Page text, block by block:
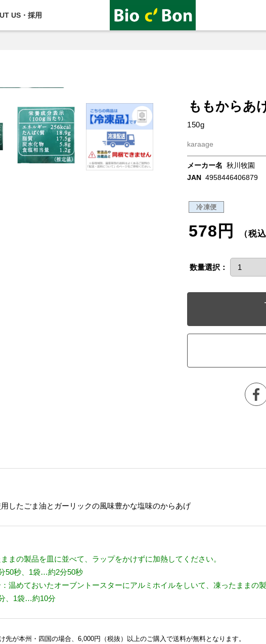
US・ 採用
ももからあ
150g
karaage
メーカー名 秋川牧園
JAN 4958446406879
冷凍便
578円 （税込
数量選択：
したごま油とガーリックの風味豊かな塩味のからあげ
まの製品を皿に並べて、ラップをかけずに加熱してください。
50秒、1袋…約2分50秒
温めておいたオーブントースターにアルミホイルをしいて、凍ったままの
、1袋…約10分
先が本州・四国の場合、6,000円（税抜）以上のご購入で送料が無料となります。